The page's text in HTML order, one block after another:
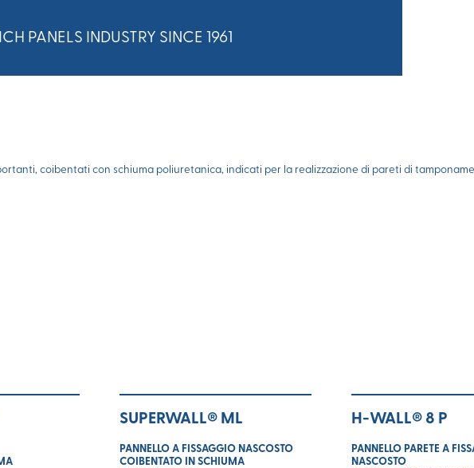
PANELS INDUSTRY SINCE 1961
coibentati con schiuma poliuretanica, indicati per la realizzazione di pareti di
SUPERWALL® ML
PANNELLO A FISSAGGIO NASCOSTO
COIBENTATO IN SCHIUMA
H-WALL® 8 P
PANNELLO PARETE A
NASCOSTO